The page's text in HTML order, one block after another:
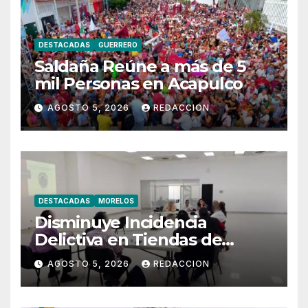
DESTACADAS GUERRERO
Saldaña Reúne a más de 5
mil Personas en Acapulco
AGOSTO 5, 2026 REDACCION
DESTACADAS MORELOS
Disminuye Incidencia
Delictiva en Tiendas de
Morelos
AGOSTO 5, 2026 REDACCION